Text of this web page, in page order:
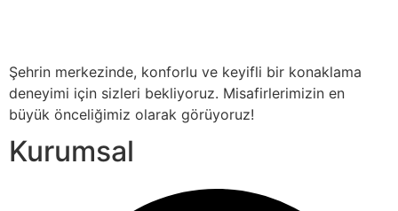
Şehrin merkezinde, konforlu ve keyifli bir konaklama
deneyimi için sizleri bekliyoruz. Misafirlerimizin en
büyük önceliğimiz olarak görüyoruz!
Kurumsal